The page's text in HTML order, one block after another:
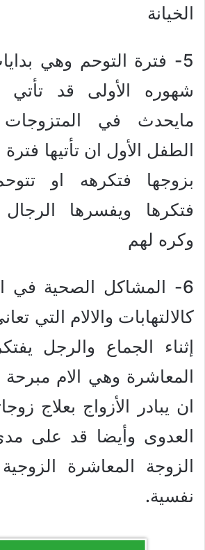
الخيانة
5- فترة التوحم وهي
شهوره الأولى قد تأتي
مايحدث في
الطفل الأول ان تأتيها
بزوجها فتكرهه او
فتكرها ويفسرها
وكره لهم
6- المشاكل الصحية في
كالالتهابات والالام التي
إثناء الجماع والرجل
المعاشرة وهي الام مبرحة
ان يبادر الأزواج بعلاج
العدوى وأيضا قد على
الزوجة المعاشرة
نفسية.